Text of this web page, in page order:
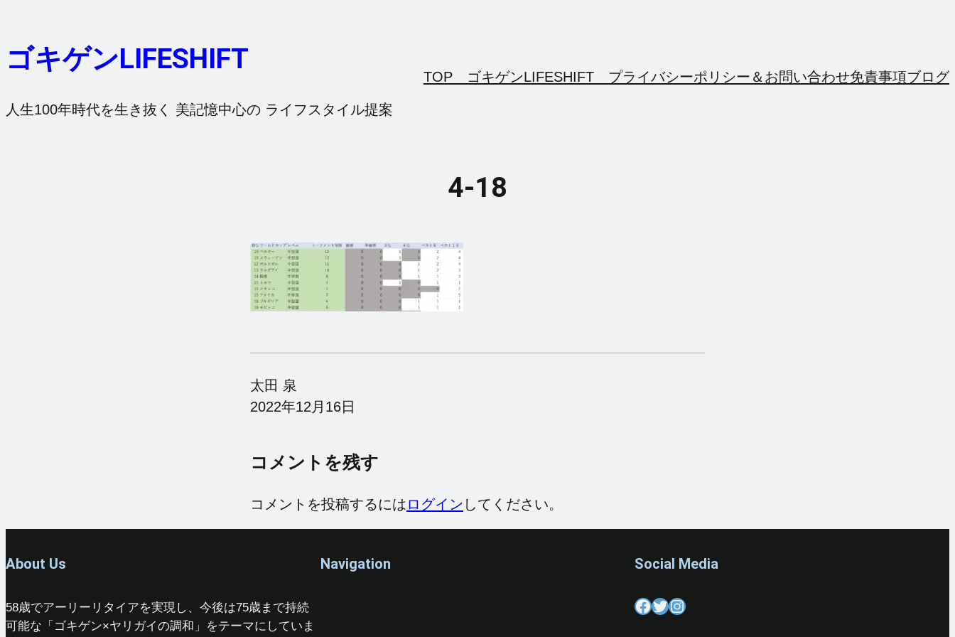
を
キ
ゴキゲンLIFESHIFT
人生100年時代を生き抜く 美記憶中心の ライフスタイル提案
TOP ゴキゲンLIFESHIFT プライバシーポリシー＆お問い合わせ免責事項ブログ
4-18
太田 泉
2022年12月16日
コメントを残す
コメントを投稿するには ログイン してください。
About Us
58歳でアーリーリタイアを実現し、今後は75歳まで持続
可能な「ゴキゲン×ヤリガイの調和」をテーマにしていま
Navigation Social Media
Facebook Twitter Instagram